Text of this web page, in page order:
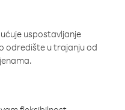
uspostavljanje
odredište u trajanju od